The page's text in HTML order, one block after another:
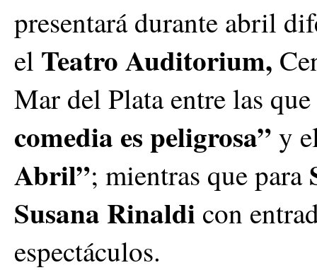
presentará durante abril
el Teatro Auditorium,
Mar del Plata entre las
comedia es peligrosa” y
Abril”; mientras que para
Susana Rinaldi con
espectáculos.